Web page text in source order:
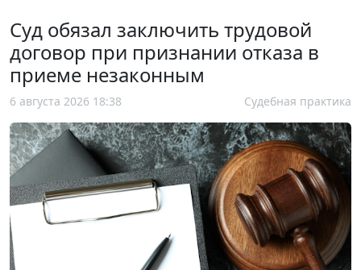
Суд обязал заключить трудовой
договор при признании отказа в
приеме незаконным
6 августа 2026 18:38 Судебная практика